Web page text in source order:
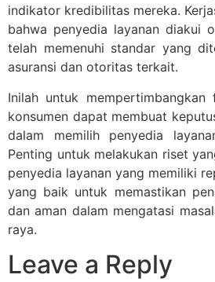
indikator kredibilitas mereka.
bahwa penyedia layanan diakui
telah memenuhi standar yang
asuransi dan otoritas terkait.
Inilah untuk
konsumen dapat membuat
dalam memilih penyedia
Penting untuk melakukan riset
penyedia layanan yang memiliki
yang baik untuk memastikan
dan aman dalam mengatasi
raya.
Leave a Reply